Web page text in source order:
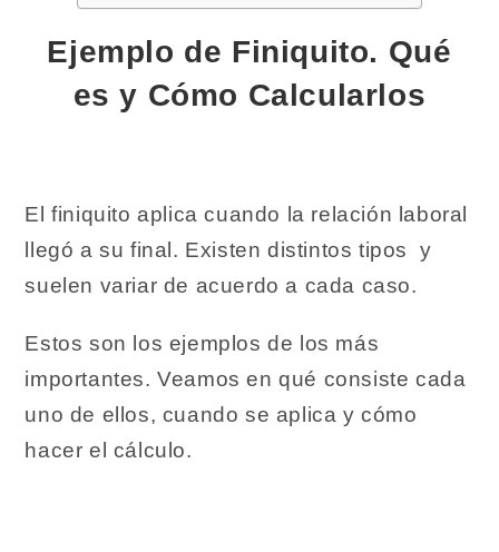
Ejemplo de Finiquito. Qué
es y Cómo Calcularlos
El finiquito aplica cuando la relación laboral
llegó a su final. Existen distintos tipos y
suelen variar de acuerdo a cada caso.
Estos son los ejemplos de los más
importantes. Veamos en qué consiste cada
uno de ellos, cuando se aplica y cómo
hacer el cálculo.